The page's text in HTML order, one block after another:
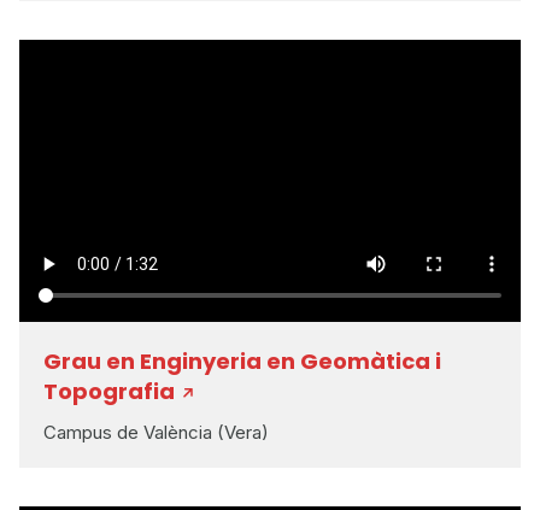
Grau en Enginyeria en Geomàtica i
Topografia
Campus de València (Vera)